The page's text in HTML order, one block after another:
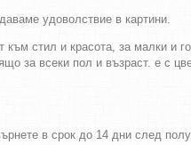
удоволствие в картини.
към стил и красота, за малки и
за всеки пол и възраст. е с
в срок до 14 дни след